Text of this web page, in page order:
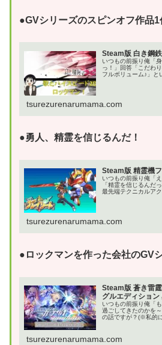
●GVシリーズのスピンオフ作品1
Steam版 白き鋼
いつもの前振り俺「
っ！」回答「こだわ
フルボリューム♪」と
tsurezurenarumama.com
●勇人、精霊を信じるんだ！
Steam版 精霊機
いつもの前振り俺「
「精霊を信じるんだ
最先端テクニカルア
tsurezurenarumama.com
●ロックマンを作った会社のGV
Steam版 蒼き雷
グルエディション
いつもの前振り俺「
過ごしてきたのかを
の話ですが？(※私的
tsurezurenarumama.com